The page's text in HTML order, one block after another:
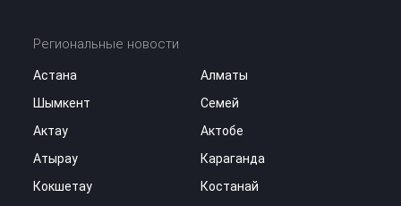
Региональные новости
Астана
Алматы
Шымкент
Семей
Актау
Актобе
Атырау
Караганда
Кокшетау
Костанай